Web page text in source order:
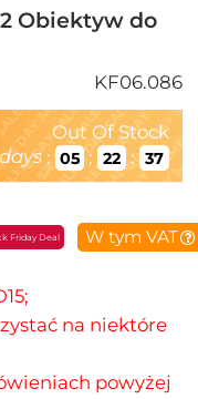
Obiektyw do
KF06.086
Out Of Stock
days : 05 : 22 : 36
Friday Deal W tym VAT
na niektóre
powyżej